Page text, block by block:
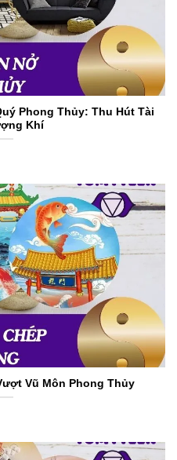
Phong Thủy: Thu Hút Tài
Khí
Vũ Môn Phong Thủy